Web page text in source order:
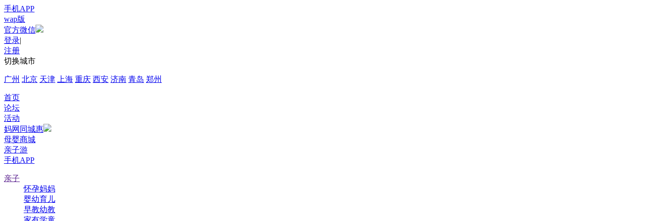
手机APP
wap版
官方微信
登录|
注册
切换城市
广州 北京 天津 上海 重庆 西安 济南 青岛 郑州
首页
论坛
活动
妈网同城惠
母婴商城
亲子游
手机APP
亲子
怀孕妈妈
婴幼育儿
早教幼教